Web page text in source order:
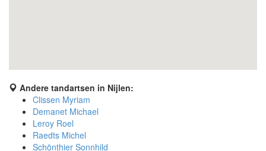
Andere tandartsen in Nijlen:
Clissen Myriam
Demanet Michael
Leroy Roel
Raedts Michel
Schönthier Sonnhild